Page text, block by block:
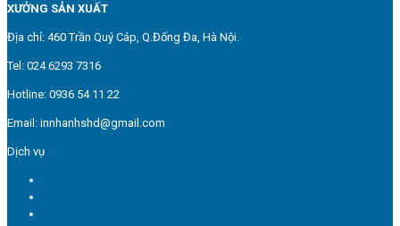
XƯỞNG SẢN XUẤT
Địa chỉ: 460 Trần Quý Cáp, Q.Đống Đa, Hà Nội.
Tel: 024 6293 7316
Hotline: 0936 54 11 22
Email: innhanhshd@gmail.com
Dịch vụ